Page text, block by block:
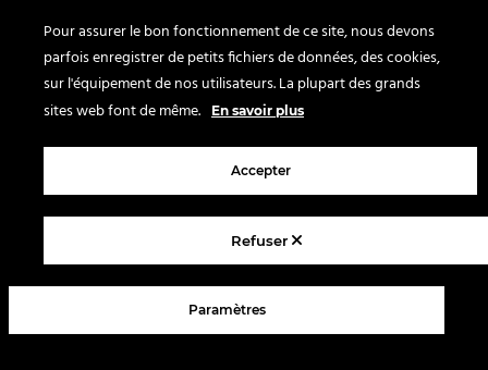
MINI LEATHER NOTEBOOK
abyss blue 7×9.5cm
MINI LEATHER NOTEBOOK
water green 7×9.5cm
MINI LEATHER NOTEBOOK
MINI LEATHER NOTEBOOK
Pour assurer le bon fonctionnement de ce site, nous devons
parfois enregistrer de petits fichiers de données, des cookies,
sur l'équipement de nos utilisateurs. La plupart des grands
sites web font de même.
En savoir plus
Accepter
Refuser
Paramètres